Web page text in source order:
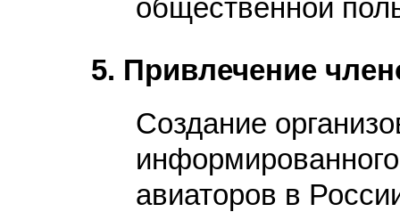
общественной
5. Привлечение
Создание
авиаторов в